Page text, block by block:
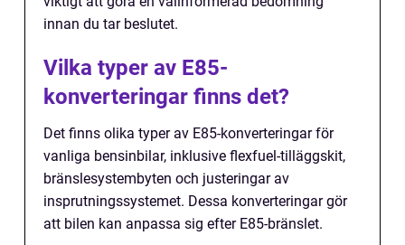
innan du tar beslutet.
Vilka typer av E85-
konverteringar finns det?
Det finns olika typer av E85-konverteringar för
vanliga bensinbilar, inklusive flexfuel-tilläggskit,
bränslesystembyten och justeringar av
insprutningssystemet. Dessa konverteringar gör
att bilen kan anpassa sig efter E85-bränslet.